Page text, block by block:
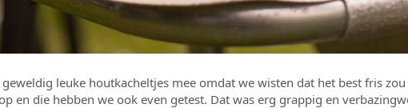
leuke houtkacheltjes mee omdat we wisten dat het best fris
en die hebben we ook even getest. Dat was erg grappig en